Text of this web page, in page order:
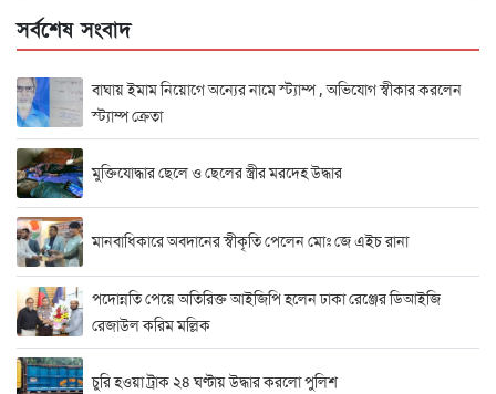
সর্বশেষ সংবাদ
বাঘায় ইমাম নিয়োগে অন্যের নামে স্ট্যাম্প , অভিযোগ স্বীকার করলেন
স্ট্যাম্প ক্রেতা
মুক্তিযোদ্ধার ছেলে ও ছেলের স্ত্রীর মরদেহ উদ্ধার
মানবাধিকারে অবদানের স্বীকৃতি পেলেন মোঃ জে এইচ রানা
পদোন্নতি পেয়ে অতিরিক্ত আইজিপি হলেন ঢাকা রেঞ্জের ডিআইজি
রেজাউল করিম মল্লিক
চুরি হওয়া ট্রাক ২৪ ঘণ্টায় উদ্ধার করলো পুলিশ